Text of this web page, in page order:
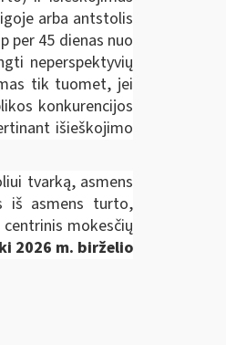
arba antstolis
per 45 dienas nuo
neperspektyvių
tik tuomet, jei
konkurencijos
išieškojimo
tvarką, asmens
iš asmens turto,
mokesčių
2026 m. birželio